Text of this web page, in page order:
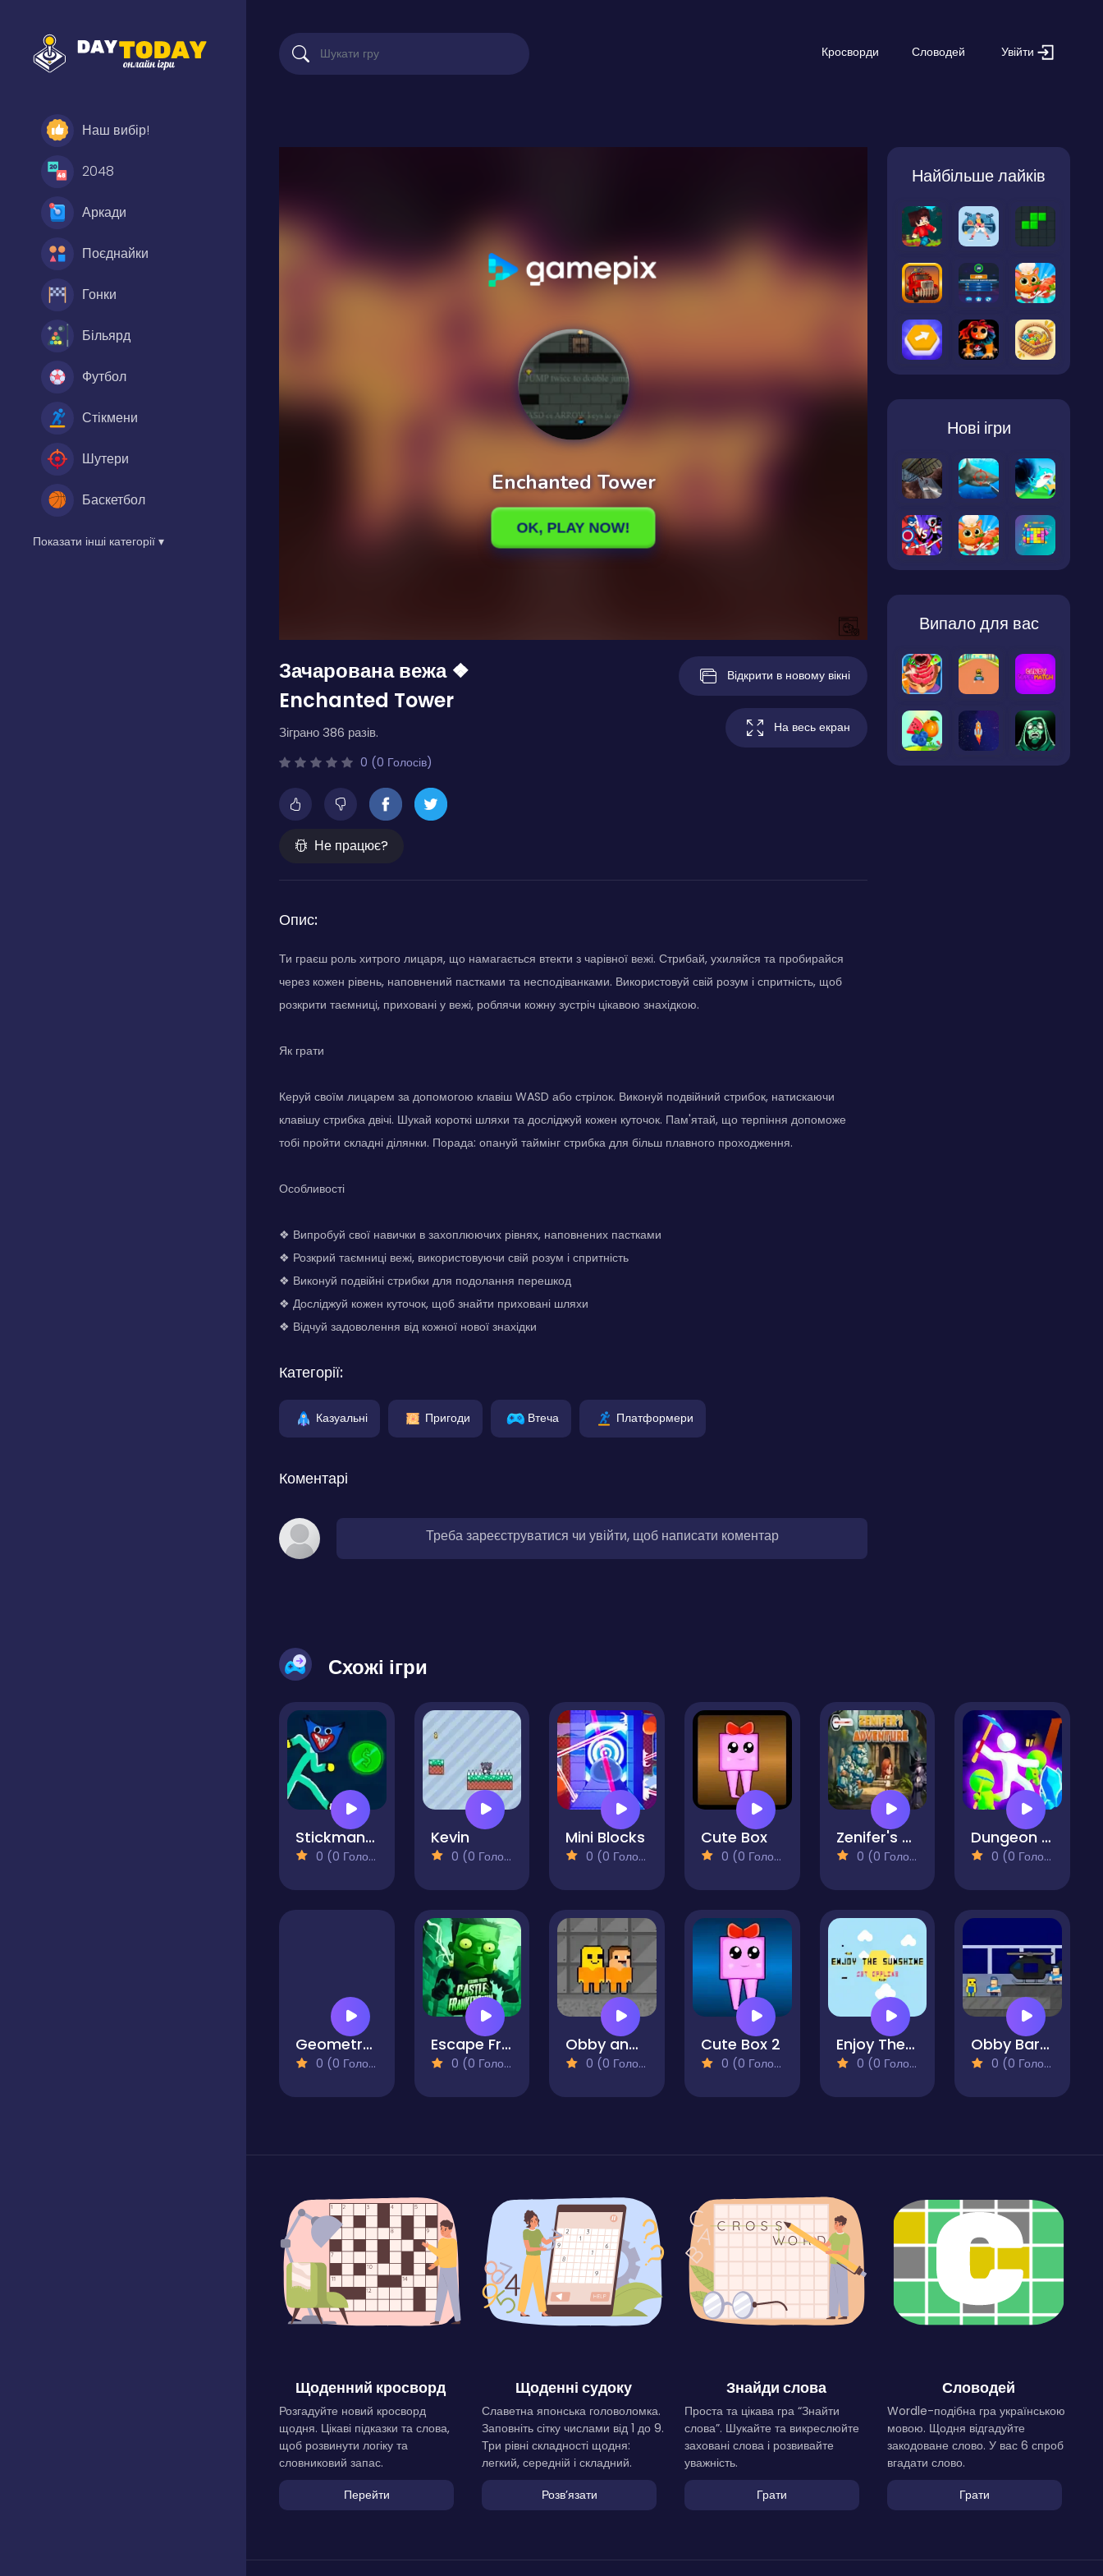
Наш вибір!
2048
Аркади
Поєднайки
Гонки
Більярд
Футбол
Стікмени
Шутери
Баскетбол
Показати інші категорії ▾
Кросворди Словодей Увійти
Зачарована вежа ❖
Enchanted Tower
Зіграно 386 разів.
0 (0 Голосів)
Не працює?
Відкрити в новому вікні
На весь екран
Опис:
Ти граєш роль хитрого лицаря, що намагається втекти з чарівної вежі. Стрибай, ухиляйся та пробирайся
через кожен рівень, наповнений пастками та несподіванками. Використовуй свій розум і спритність, щоб
розкрити таємниці, приховані у вежі, роблячи кожну зустріч цікавою знахідкою.
Як грати
Керуй своїм лицарем за допомогою клавіш WASD або стрілок. Виконуй подвійний стрибок, натискаючи
клавішу стрибка двічі. Шукай короткі шляхи та досліджуй кожен куточок. Пам'ятай, що терпіння допоможе
тобі пройти складні ділянки. Порада: опануй таймінг стрибка для більш плавного проходження.
Особливості
❖ Випробуй свої навички в захоплюючих рівнях, наповнених пастками
❖ Розкрий таємниці вежі, використовуючи свій розум і спритність
❖ Виконуй подвійні стрибки для подолання перешкод
❖ Досліджуй кожен куточок, щоб знайти приховані шляхи
❖ Відчуй задоволення від кожної нової знахідки
Категорії:
Казуальні Пригоди Втеча Платформери
Коментарі
Треба зареєструватися чи увійти, щоб написати коментар
Найбільше лайків
Нові ігри
Випало для вас
Схожі ігри
Stickman Huggy 456 Squid
0 (0 Голосів)
Kevin
0 (0 Голосів)
Mini Blocks
0 (0 Голосів)
Cute Box
0 (0 Голосів)
Zenifer's Adventure
0 (0 Голосів)
Dungeon Master - Cult & Craft
0 (0 Голосів)
Geometry Rash But MCraft
0 (0 Голосів)
Escape From Castle Frankenstein
0 (0 Голосів)
Obby and Noob Barry Prison
0 (0 Голосів)
Cute Box 2
0 (0 Голосів)
Enjoy The Sunshine
0 (0 Голосів)
Obby Barry Prison Run
0 (0 Голосів)
Щоденний кросворд
Розгадуйте новий кросворд
щодня. Цікаві підказки та слова,
щоб розвинути логіку та
словниковий запас.
Перейти
Щоденні судоку
Славетна японська головоломка.
Заповніть сітку числами від 1 до 9.
Три рівні складності щодня:
легкий, середній і складний.
Розвʼязати
Знайди слова
Проста та цікава гра “Знайти
слова”. Шукайте та викреслюйте
заховані слова і розвивайте
уважність.
Грати
Словодей
Wordle-подібна гра українською
мовою. Щодня відгадуйте
закодоване слово. У вас 6 спроб
вгадати слово.
Грати